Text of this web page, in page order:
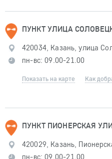
ПУНКТ УЛИЦА
420034, Казань, улица
пн-вс: 09.00-21.00
Показать на карте Как
ПУНКТ ПИОНЕРСКАЯ
420029, Казань,
пн-вс: 09.00-21.00